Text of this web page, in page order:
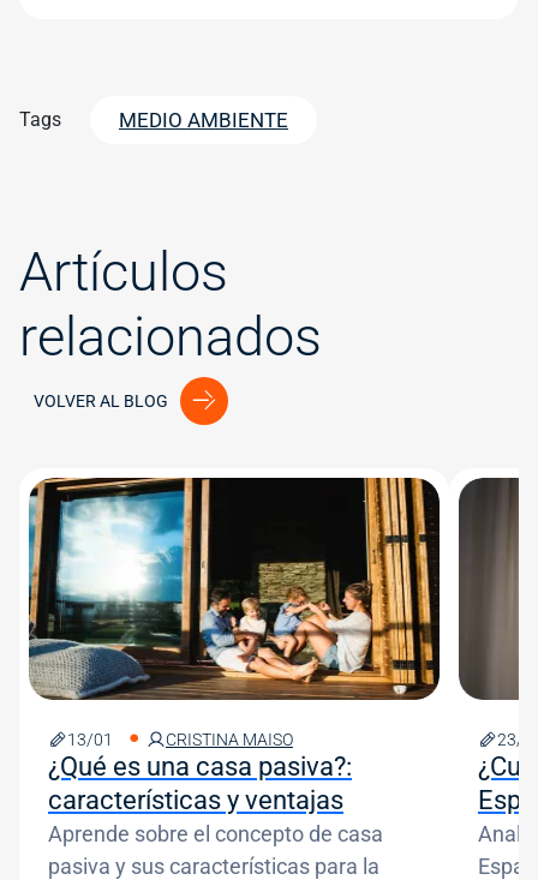
Tags MEDIO AMBIENTE
Artículos
relacionados
VOLVER AL BLOG
Image
13/01 CRISTINA MAISO
¿Qué es una casa pasiva?:
características y ventajas
Aprende sobre el concepto de casa
pasiva y sus características para la
Image
23/